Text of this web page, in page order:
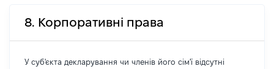
8. Корпоративні права
У суб'єкта декларування чи членів його сім'ї відсутні